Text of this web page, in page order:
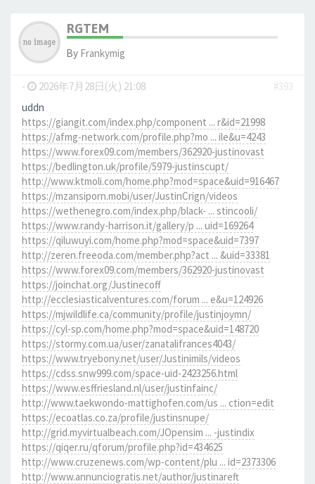
RGTEM
By Frankymig
- 2026年7月28日(火) 21:08
#393
uddn
https://giangit.com/index.php/component ... r&id=21998
https://afmg-network.com/profile.php?mo ... ile&u=4243
https://www.forex09.com/members/362920-justinovast
https://bedlington.uk/profile/5979-justinscupt/
http://www.ktmoli.com/home.php?mod=space&uid=916467
https://mzansiporn.mobi/user/JustinCrign/videos
https://wethenegro.com/index.php/black- ... stincooli/
https://www.randy-harrison.it/gallery/p ... uid=169264
https://qiluwuyi.com/home.php?mod=space&uid=7397
http://zeren.freeoda.com/member.php?act ... &uid=33381
https://www.forex09.com/members/362920-justinovast
https://joinchat.org/Justinecoff
http://ecclesiasticalventures.com/forum ... e&u=124926
https://mjwildlife.ca/community/profile/justinjoymn/
https://cyl-sp.com/home.php?mod=space&uid=148720
https://stormy.com.ua/user/zanatalifrances4043/
https://www.tryebony.net/user/Justinimils/videos
https://cdss.snw999.com/space-uid-2423256.html
https://www.esffriesland.nl/user/justinfainc/
http://www.taekwondo-mattighofen.com/us ... ction=edit
https://ecoatlas.co.za/profile/justinsnupe/
http://grid.myvirtualbeach.com/JOpensim ... -justindix
https://qiqer.ru/qforum/profile.php?id=434625
http://www.cruzenews.com/wp-content/plu ... id=2373306
http://www.annunciogratis.net/author/justinareft